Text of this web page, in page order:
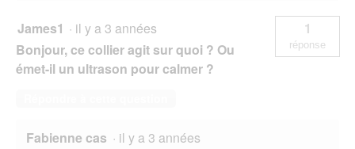
James1 · il y a 3 années
Bonjour, ce collier agit sur quoi ? Ou
émet-il un ultrason pour calmer ?
1
réponse
Fabienne cas · il y a 3 années